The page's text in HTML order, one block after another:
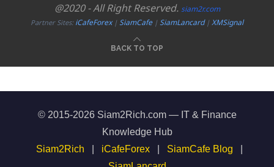
@2020 - All Right Reserved. siam2r.com
Partner Sites:iCafeForex|SiamCafe|SiamLancard|XMSignal
BACK TO TOP
© 2015-2026 Siam2Rich.com — IT & Finance
Knowledge Hub
Siam2Rich
iCafeForex SiamCafe Blog